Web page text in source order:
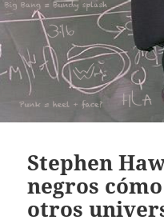
Stephen
negros
otros